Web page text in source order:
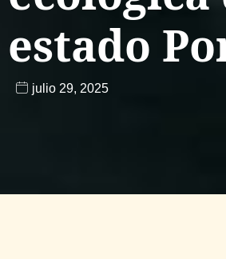
estado
julio 29, 2025